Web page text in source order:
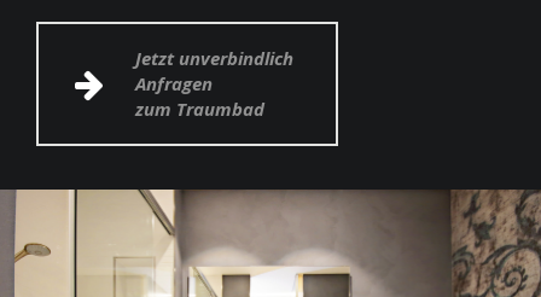
Jetzt unverbindlich
Anfragen
zum Traumbad